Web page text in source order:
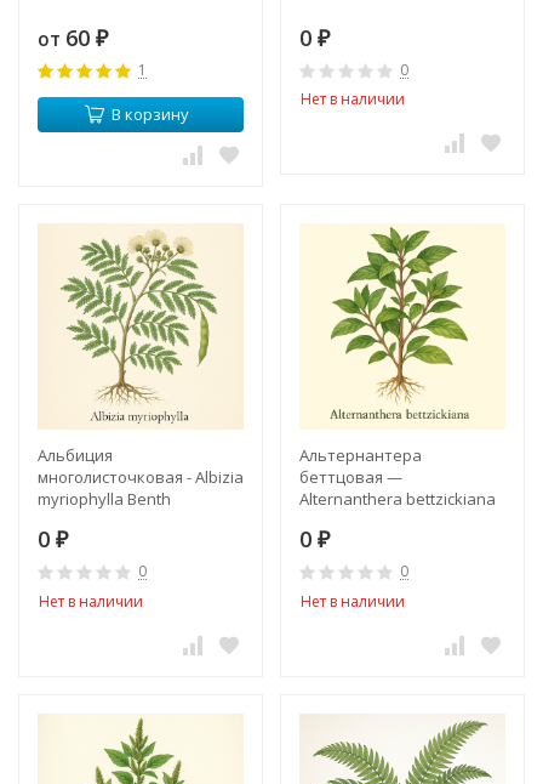
от 60 ₽
1
В корзину
0 ₽
0
Нет в наличии
Альбиция
многолисточковая - Albizia
myriophylla Benth
0 ₽
0
Нет в наличии
Альтернантера
беттцовая —
Alternanthera bettzickiana
0 ₽
0
Нет в наличии